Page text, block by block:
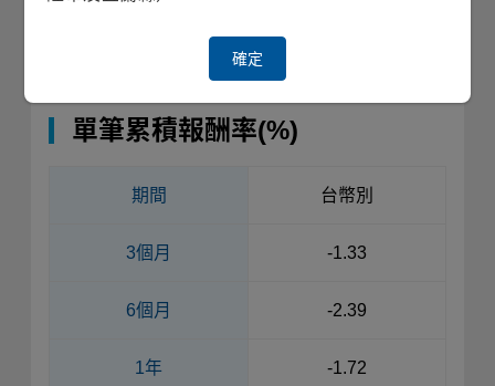
單筆累積報酬率(%)
期間 台幣別
3個月 -1.33
6個月 -2.39
1年 -1.72
確定